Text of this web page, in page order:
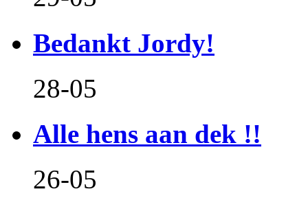
Bedankt Jordy!
28-05
Alle hens aan dek !!
26-05